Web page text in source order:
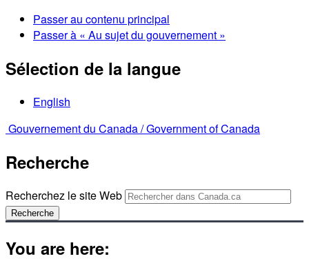
Passer au contenu principal
Passer à « Au sujet du gouvernement »
Sélection de la langue
English
Gouvernement du Canada /Government of Canada
Recherche
Recherchez le site Web
Recherche
You are here: